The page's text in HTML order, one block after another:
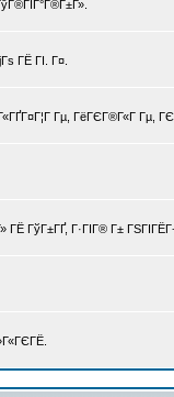
ГЁ ГІ. Г¤.
Гµ, ГёГЄГ®Г«Г Гµ,
ГўГ±ГҐ, Г·ГІГ® Г±